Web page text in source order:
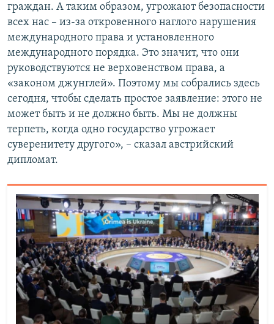
граждан. А таким образом, угрожают безопасности
всех нас – из-за откровенного наглого нарушения
международного права и установленного
международного порядка. Это значит, что они
руководствуются не верховенством права, а
«законом джунглей». Поэтому мы собрались здесь
сегодня, чтобы сделать простое заявление: этого не
может быть и не должно быть. Мы не должны
терпеть, когда одно государство угрожает
суверенитету другого», – сказал австрийский
дипломат.